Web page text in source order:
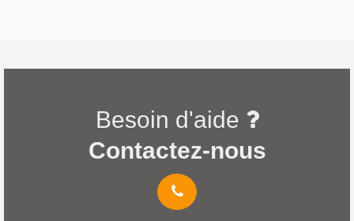
Besoin d'aide
Contactez-nous